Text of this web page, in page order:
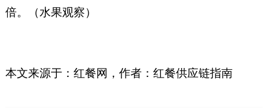
倍。（水果观察）
本文来源于：红餐网，作者：红餐供应链指南